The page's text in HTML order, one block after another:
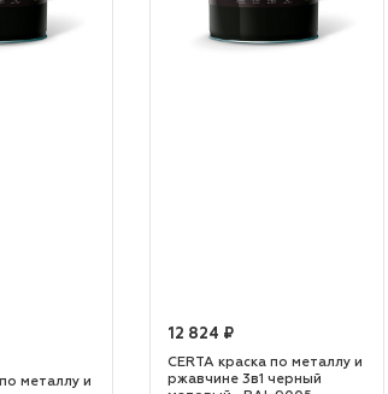
металлу и
12 824 ₽
CERTA краска по металлу и
ржавчине 3в1 черный